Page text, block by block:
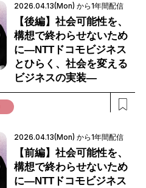
2026.04.13(Mon) から1年間配信
【後編】社会可能性を、
構想で終わらせないため
に―NTTドコモビジネス
とひらく、社会を変える
ビジネスの実装―
2026.04.13(Mon) から1年間配信
【前編】社会可能性を、
構想で終わらせないため
に―NTTドコモビジネス